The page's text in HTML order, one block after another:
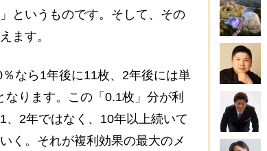
というものです。そして、その
ます。
なら1年後に11枚、2年後には単
ります。この「0.1枚」分が利
2年ではなく、10年以上続いて
く。それが複利効果の最大のメ